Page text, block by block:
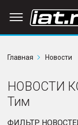
Главная
Новости
НОВОСТИ
Тим
ФИЛЬТР